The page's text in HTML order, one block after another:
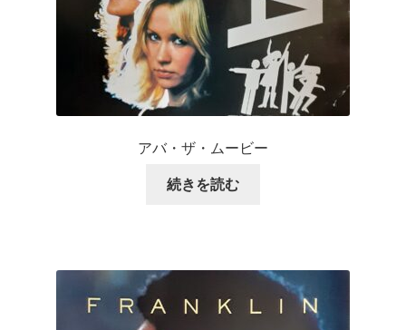
アバ・ザ・ムービー
続きを読む